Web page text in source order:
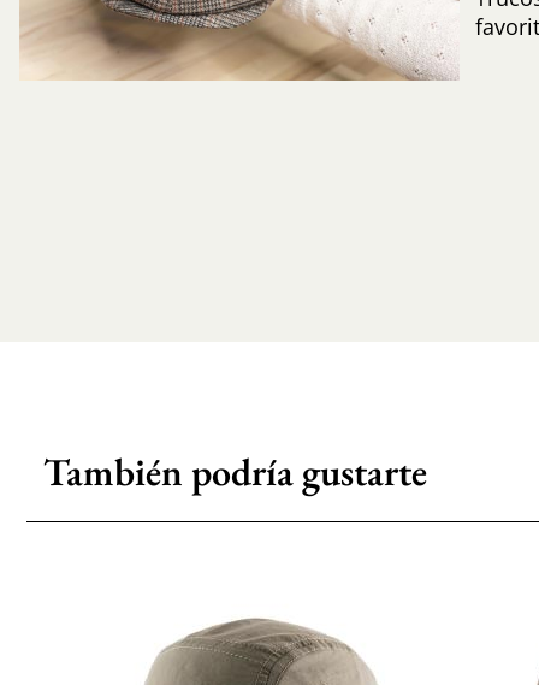
También podría gustarte